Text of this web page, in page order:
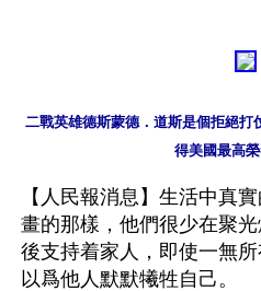
二戰英雄德斯蒙德．道斯是個拒絕打
【人民報消息】生活中真
畫的那樣，他們很少在聚
後支持着家人，即使一無
以爲他人默默犧牲自己。